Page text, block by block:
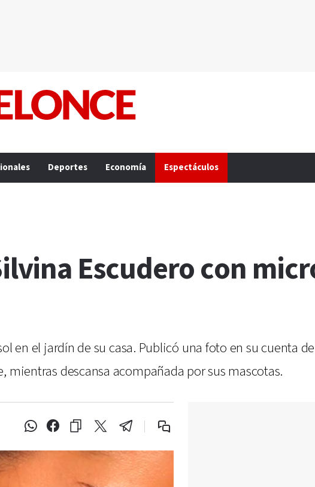
Deportes Economía Espectáculos
Escudero con
en el jardín de su casa. Publicó una foto en su cuenta
descansa acompañada por sus mascotas.